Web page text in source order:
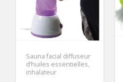
Sauna facial diffuseur
d’huiles essentielles,
inhalateur